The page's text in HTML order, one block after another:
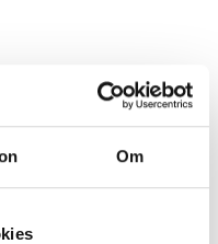
Om
undantaget hopfällbar
då räknas som ett
(se även Bagage).